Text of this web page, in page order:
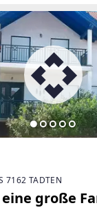
7162 TADTEN
große